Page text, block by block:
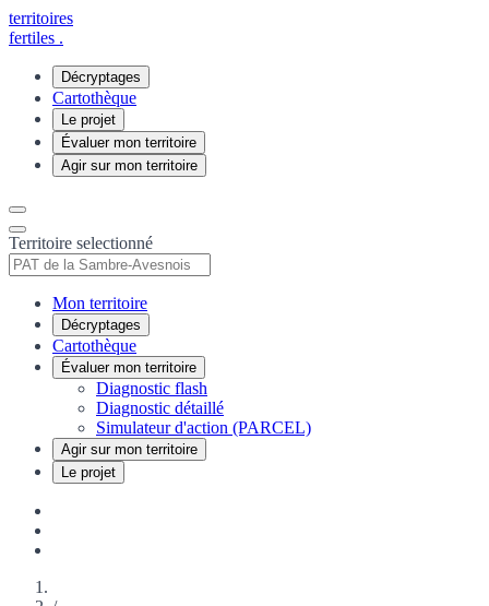
territoires
fertiles .
Décryptages
Cartothèque
Le projet
Évaluer mon territoire
Agir sur mon territoire
Territoire selectionné
Mon territoire
Décryptages
Cartothèque
Évaluer mon territoire
Diagnostic flash
Diagnostic détaillé
Simulateur d'action (PARCEL)
Agir sur mon territoire
Le projet